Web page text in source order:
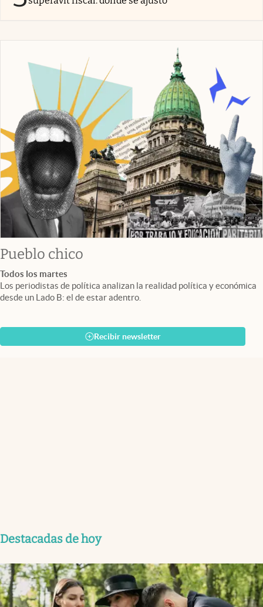
Pueblo chico
Todos los martes
Los periodistas de política analizan la realidad política y económica
desde un Lado B: el de estar adentro.
Recibir newsletter
Destacadas de hoy